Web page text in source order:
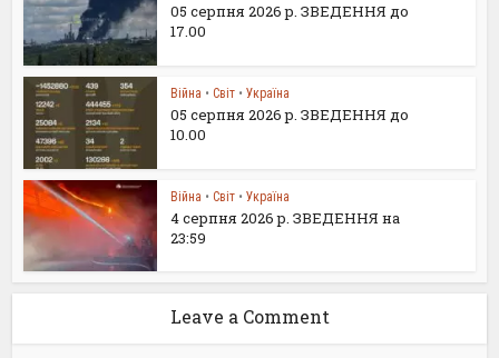
05 серпня 2026 р. ЗВЕДЕННЯ до
17.00
Війна • Світ • Україна
05 серпня 2026 р. ЗВЕДЕННЯ до
10.00
Війна • Світ • Україна
4 серпня 2026 р. ЗВЕДЕННЯ на
23:59
Leave a Comment